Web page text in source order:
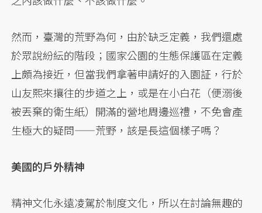
然而，臺灣的荒野為何，由於缺乏定義，我們還處
於眾說紛紜的階段；國家公園的生態保護區在定義
上頗為接近，但當我們拿著申請好的入園証，行於
山友熙來攘往的步道之上，或是在小白花（便溺後
被丟棄的衛生紙）開滿的營地周邊巡禮，不免會產
生極大的疑問——荒野，該是長這個樣子嗎？
美國的戶外精神
精神文化永遠凌駕於制度文化，所以在討論無趣的